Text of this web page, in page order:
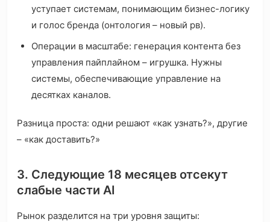
уступает системам, понимающим бизнес-логику
и голос бренда (онтология – новый рв).
Операции в масштабе: генерация контента без
управления пайплайном – игрушка. Нужны
системы, обеспечивающие управление на
десятках каналов.
Разница проста: одни решают «как узнать?», другие
– «как доставить?»
3. Следующие 18 месяцев отсекут
слабые части AI
Рынок разделится на три уровня защиты: